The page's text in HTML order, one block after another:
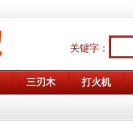
关键字：
三刃木 打火机